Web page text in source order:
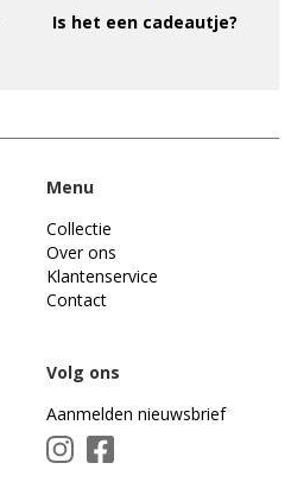
Is het een cadeautje?
Menu
Collectie
Over ons
Klantenservice
Contact
Volg ons
Aanmelden nieuwsbrief